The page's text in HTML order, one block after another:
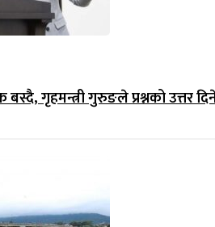
गृहमन्त्री गुरुङले प्रश्नको उत्तर